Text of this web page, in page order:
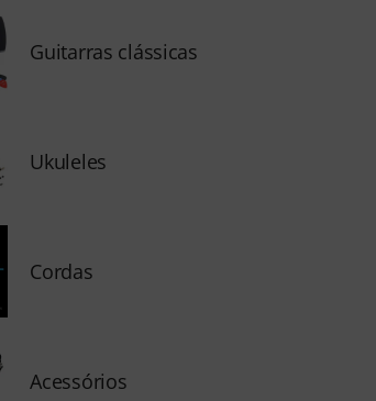
Guitarras clássicas
Ukuleles
Cordas
Acessórios